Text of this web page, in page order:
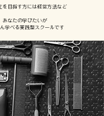
を目指す方には経営方法など
あなたの学びたいが
学べる実践型スクールです